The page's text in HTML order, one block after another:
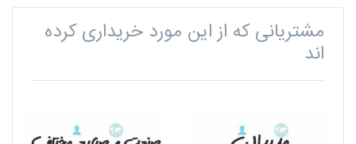
مشتریانی که از این مورد خریداری کرده
اند